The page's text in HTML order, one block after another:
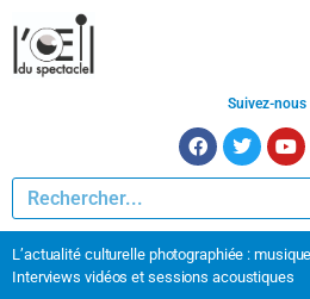
Suivez-nous
L’actualité culturelle photographiée :
Interviews vidéos et sessions acoustiques